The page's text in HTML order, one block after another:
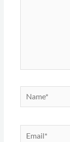
Name*
Email*